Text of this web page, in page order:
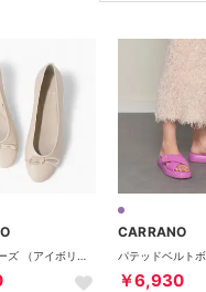
CARRANO
￥6,930